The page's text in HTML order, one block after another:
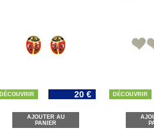
DÉCOUVRIR 20 €
AJOUTER AU
PANIER
DÉCOUVRIR